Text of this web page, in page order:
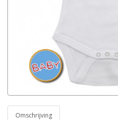
Omschrijving